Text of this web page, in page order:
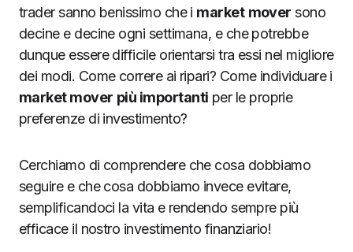
trader sanno benissimo che i market mover sono
decine e decine ogni settimana, e che potrebbe
dunque essere difficile orientarsi tra essi nel migliore
dei modi. Come correre ai ripari? Come individuare i
market mover più importanti per le proprie
preferenze di investimento?
Cerchiamo di comprendere che cosa dobbiamo
seguire e che cosa dobbiamo invece evitare,
semplificandoci la vita e rendendo sempre più
efficace il nostro investimento finanziario!